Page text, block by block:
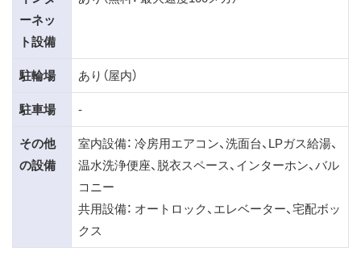
ーネッ
ト設備
駐輪場
あり（屋内）
駐車場
-
その他
の設備
室内設備： 冷房用エアコン、洗面台、LPガス給湯、
温水洗浄便座、脱衣スペース、インターホン、バル
コニー
共用設備： オートロック、エレベーター、宅配ボッ
クス